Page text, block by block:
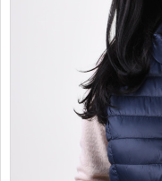
INFORMATII